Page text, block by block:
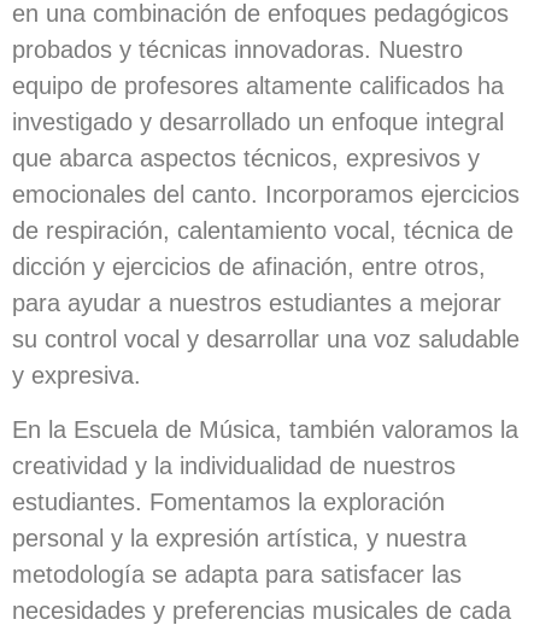
en una combinación de enfoques pedagógicos
probados y técnicas innovadoras. Nuestro
equipo de profesores altamente calificados ha
investigado y desarrollado un enfoque integral
que abarca aspectos técnicos, expresivos y
emocionales del canto. Incorporamos ejercicios
de respiración, calentamiento vocal, técnica de
dicción y ejercicios de afinación, entre otros,
para ayudar a nuestros estudiantes a mejorar
su control vocal y desarrollar una voz saludable
y expresiva.
En la Escuela de Música, también valoramos la
creatividad y la individualidad de nuestros
estudiantes. Fomentamos la exploración
personal y la expresión artística, y nuestra
metodología se adapta para satisfacer las
necesidades y preferencias musicales de cada